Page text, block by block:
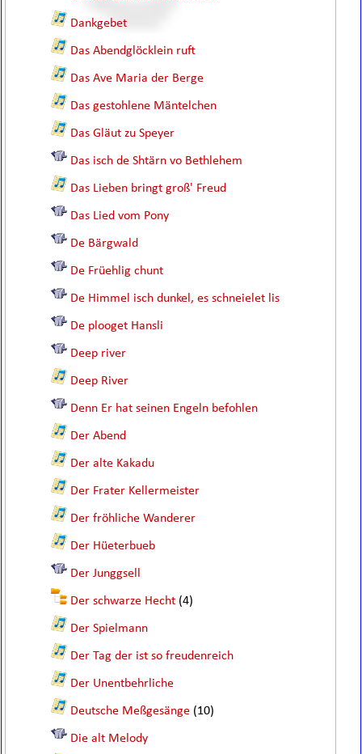
Dankgebet
Das Abendglöcklein ruft
Das Ave Maria der Berge
Das gestohlene Mäntelchen
Das Gläut zu Speyer
Das isch de Shtärn vo Bethlehem
Das Lieben bringt groß' Freud
Das Lied vom Pony
De Bärgwald
De Früehlig chunt
De Himmel isch dunkel, es schneielet lis
De plooget Hansli
Deep river
Deep River
Denn Er hat seinen Engeln befohlen
Der Abend
Der alte Kakadu
Der Frater Kellermeister
Der fröhliche Wanderer
Der Hüeterbueb
Der Junggsell
Der schwarze Hecht (4)
Der Spielmann
Der Tag der ist so freudenreich
Der Unentbehrliche
Deutsche Meßgesänge (10)
Die alt Melody